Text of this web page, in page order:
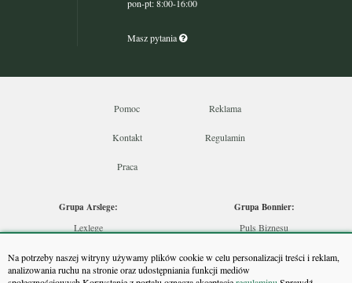
Na potrzeby naszej witryny używamy plików cookie w celu personalizacji treści i reklam,
analizowania ruchu na stronie oraz udostępniania funkcji mediów
pon-pt: 8:00-16:00
Masz pytania
Pomoc Reklama
Kontakt Regulamin
Praca
Grupa Arslege:
Lexlege
Skarbowcy
Grupa Bonnier:
Puls Biznesu
Puls Medycyny